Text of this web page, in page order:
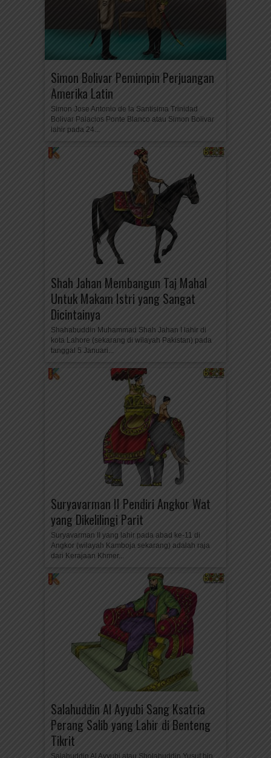
Simon Bolivar Pemimpin Perjuangan
Amerika Latin
Simon Jose Antonio de la Santisima Trinidad
Bolivar Palacios Ponte Blanco atau Simon Bolivar
lahir pada 24...
Shah Jahan Membangun Taj Mahal
Untuk Makam Istri yang Sangat
Dicintainya
Shahabuddin Muhammad Shah Jahan I lahir di
kota Lahore (sekarang di wilayah Pakistan) pada
tanggal 5 Januari...
Suryavarman II Pendiri Angkor Wat
yang Dikelilingi Parit
Suryavarman II yang lahir pada abad ke-11 di
Angkor (wilayah Kamboja sekarang) adalah raja
dari Kerajaan Khmer...
Salahuddin Al Ayyubi Sang Ksatria
Perang Salib yang Lahir di Benteng
Tikrit
Salahuddin Al Ayyubi atau Sholahuddin Yusuf bin